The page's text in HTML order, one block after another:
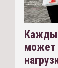
может